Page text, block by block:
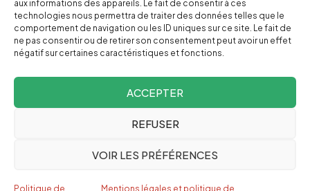
aux informations des appareils. Le fait de consentir à ces
technologies nous permettra de traiter des données telles que le
comportement de navigation ou les ID uniques sur ce site. Le fait de
ne pas consentir ou de retirer son consentement peut avoir un effet
négatif sur certaines caractéristiques et fonctions.
ACCEPTER
REFUSER
VOIR LES PRÉFÉRENCES
Politique de Mentions légales et politique de
NOTRE NEWSLETTER
pour le changer
Espagnol